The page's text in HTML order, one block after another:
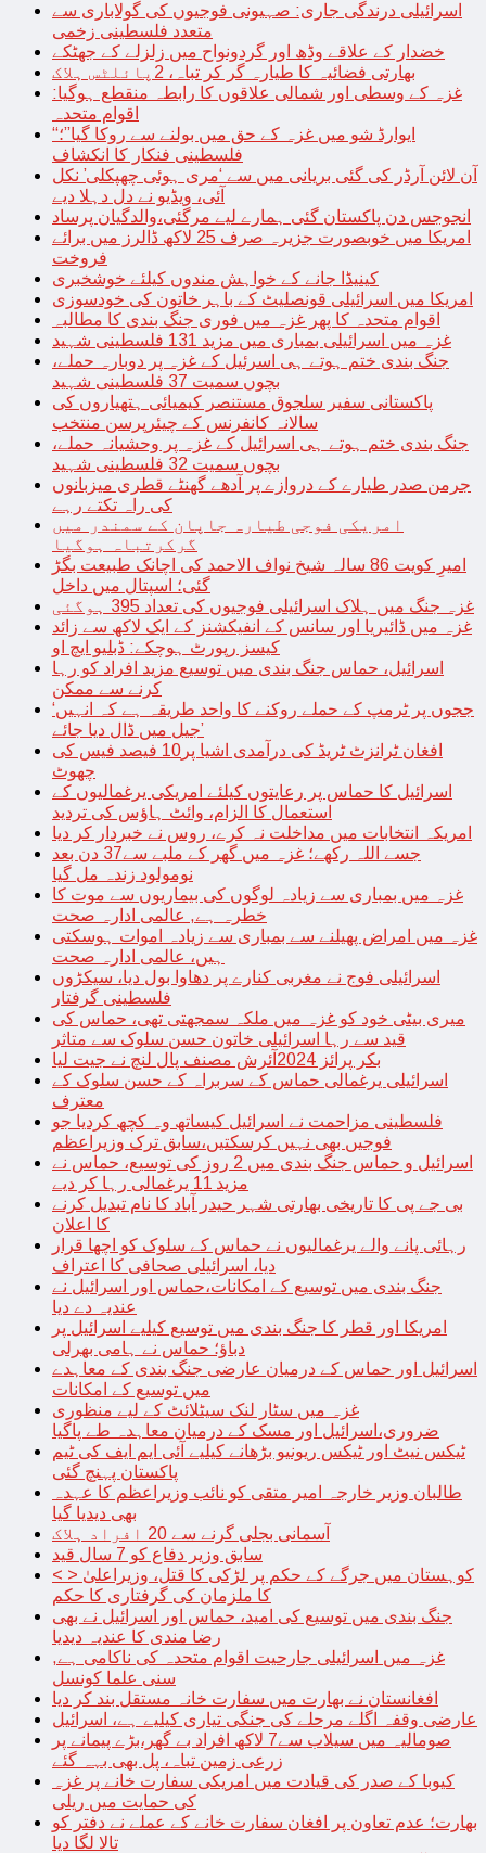
اسرائیلی درندگی جاری: صہیونی فوجیوں کی گولاباری سے
متعدد فلسطینی زخمی
خضدار کے علاقے وڈھ اور گردونواح میں زلزلے کے جھٹکے
بھارتی فضائیہ کا طیارہ گر کر تباہ، 2پائلٹس ہلاک
غزہ کے وسطی اور شمالی علاقوں کا رابطہ منقطع ہوگیا:
اقوام متحدہ
“ایوارڈ شو میں غزہ کے حق میں بولنے سے روکا گیا”؛
فلسطینی فنکار کا انکشاف
آن لائن آرڈر کی گئی بریانی میں سے ‘مری ہوئی چھپکلی’ نکل
آئی، ویڈیو نے دل دہلا دیے
انجوجس دن پاکستان گئی ہمارے لیے مرگئی،والدگیان پرساد
امریکا میں خوبصورت جزیرہ صرف 25 لاکھ ڈالرز میں برائے
فروخت
کینیڈا جانے کے خواہش مندوں کیلئے خوشخبری
امریکا میں اسرائیلی قونصلیٹ کے باہر خاتون کی خودسوزی
اقوام متحدہ کا پھر غزہ میں فوری جنگ بندی کا مطالبہ
غزہ میں اسرائیلی بمباری میں مزید 131 فلسطینی شہید
جنگ بندی ختم ہوتے ہی اسرئیل کے غزہ پر دوبارہ حملے،
بچوں سمیت 37 فلسطینی شہید
پاکستانی سفیر سلجوق مستنصر کیمیائی ہتھیاروں کی
سالانہ کانفرنس کے چیئرپرسن منتخب
جنگ بندی ختم ہوتے ہی اسرائیل کے غزہ پر وحشیانہ حملے،
بچوں سمیت 32 فلسطینی شہید
جرمن صدر طیارے کے دروازے پر آدھے گھنٹے قطری میزبانوں
کی راہ تکتے رہے
امریکی فوجی طیارہ جاپان کے سمندر میں
گرکرتباہ ہوگیا
امیرِ کویت 86 سالہ شیخ نواف الاحمد کی اچانک طبیعت بگڑ
گئی؛ اسپتال میں داخل
غزہ جنگ میں ہلاک اسرائیلی فوجیوں کی تعداد 395 ہوگئی
غزہ میں ڈائیریا اور سانس کے انفیکشنز کے ایک لاکھ سے زائد
کیسز رپورٹ ہوچکے: ڈبلیو ایچ او
اسرائیل، حماس جنگ بندی میں توسیع مزید افراد کو رہا
کرنے سے ممکن
‘ججوں پر ٹرمپ کے حملے روکنے کا واحد طریقہ ہے کہ انہیں
جیل میں ڈال دیا جائے’
افغان ٹرانزٹ ٹریڈ کی درآمدی اشیا پر10 فیصد فیس کی
چھوٹ
اسرائیل کا حماس پر رعایتوں کیلئے امریکی یرغمالیوں کے
استعمال کا الزام، وائٹ ہاؤس کی تردید
امریکہ انتخابات میں مداخلت نہ کرے، روس نے خبردار کر دیا
جسے اللہ رکھے؛ غزہ میں گھر کے ملبے سے37 دن بعد
نومولود زندہ مل گیا
غزہ میں بمباری سے زیادہ لوگوں کی بیماریوں سے موت کا
خطرہ ہے, عالمی ادارہ صحت
غزہ میں امراض پھیلنے سے بمباری سے زیادہ اموات ہوسکتی
ہیں، عالمی ادارہ صحت
اسرائیلی فوج نے مغربی کنارے پر دھاوا بول دیا، سیکڑوں
فلسطینی گرفتار
میری بیٹی خود کو غزہ میں ملکہ سمجھتی تھی، حماس کی
قید سے رہا اسرائیلی خاتون حسن سلوک سے متاثر
بکر پرائز 2024آئرش مصنف پال لنچ نے جیت لیا
اسرائیلی یرغمالی حماس کے سربراہ کے حسن سلوک کے
معترف
فلسطینی مزاحمت نے اسرائیل کیساتھ وہ کچھ کردیا جو
فوجیں بھی نہیں کرسکتیں،سابق ترک وزیراعظم
اسرائیل و حماس جنگ بندی میں 2 روز کی توسیع، حماس نے
مزید 11 یرغمالی رہا کر دیے
بی جے پی کا تاریخی بھارتی شہر حیدر آباد کا نام تبدیل کرنے
کا اعلان
رہائی پانے والے یرغمالیوں نے حماس کے سلوک کو اچھا قرار
دیا، اسرائیلی صحافی کا اعتراف
جنگ بندی میں توسیع کے امکانات،حماس اور اسرائیل نے
عندیہ دے دیا
امریکا اور قطر کا جنگ بندی میں توسیع کیلیے اسرائیل پر
دباؤ؛ حماس نے ہامی بھرلی
اسرائیل اور حماس کے درمیان عارضی جنگ بندی کے معاہدے
میں توسیع کے امکانات
غزہ میں سٹار لنک سیٹلائٹ کے لیے منظوری
ضروری،اسرائیل اور مسک کے درمیان معاہدہ طے پاگیا
ٹیکس نیٹ اور ٹیکس ریونیو بڑھانے کیلیے آئی ایم ایف کی ٹیم
پاکستان پہنچ گئی
طالبان وزیر خارجہ امیر متقی کو نائب وزیراعظم کا عہدہ
بھی دیدیا گیا
آسمانی بجلی گرنے سے 20 افراد ہلاک
سابق وزیر دفاع کو 7 سال قید
< > کوہستان میں جرگے کے حکم پر لڑکی کا قتل، وزیراعلیٰ
کا ملزمان کی گرفتاری کا حکم
جنگ بندی میں توسیع کی امید، حماس اور اسرائیل نے بھی
رضا مندی کا عندیہ دیدیا
غزہ میں اسرائیلی جارحیت اقوام متحدہ کی ناکامی ہے,
سنی علما کونسل
افغانستان نے بھارت میں سفارت خانہ مستقل بند کر دیا
عارضی وقفہ اگلے مرحلے کی جنگی تیاری کیلیے ہے، اسرائیل
صومالیہ میں سیلاب سے7 لاکھ افراد بے گھر،بڑے پیمانے پر
زرعی زمین تباہ، پل بھی بہہ گئے
کیوبا کے صدر کی قیادت میں امریکی سفارت خانے پر غزہ
کی حمایت میں ریلی
بھارت؛ عدم تعاون پر افغان سفارت خانے کے عملے نے دفتر کو
تالا لگا دیا